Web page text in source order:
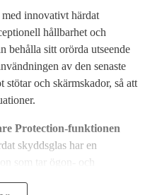
innovativt härdat
hållbarhet och
behålla sitt orörda utseende
av den senaste
och skärmskador, så att
Protection-funktionen
skyddsglas har en
som tar ögon- och